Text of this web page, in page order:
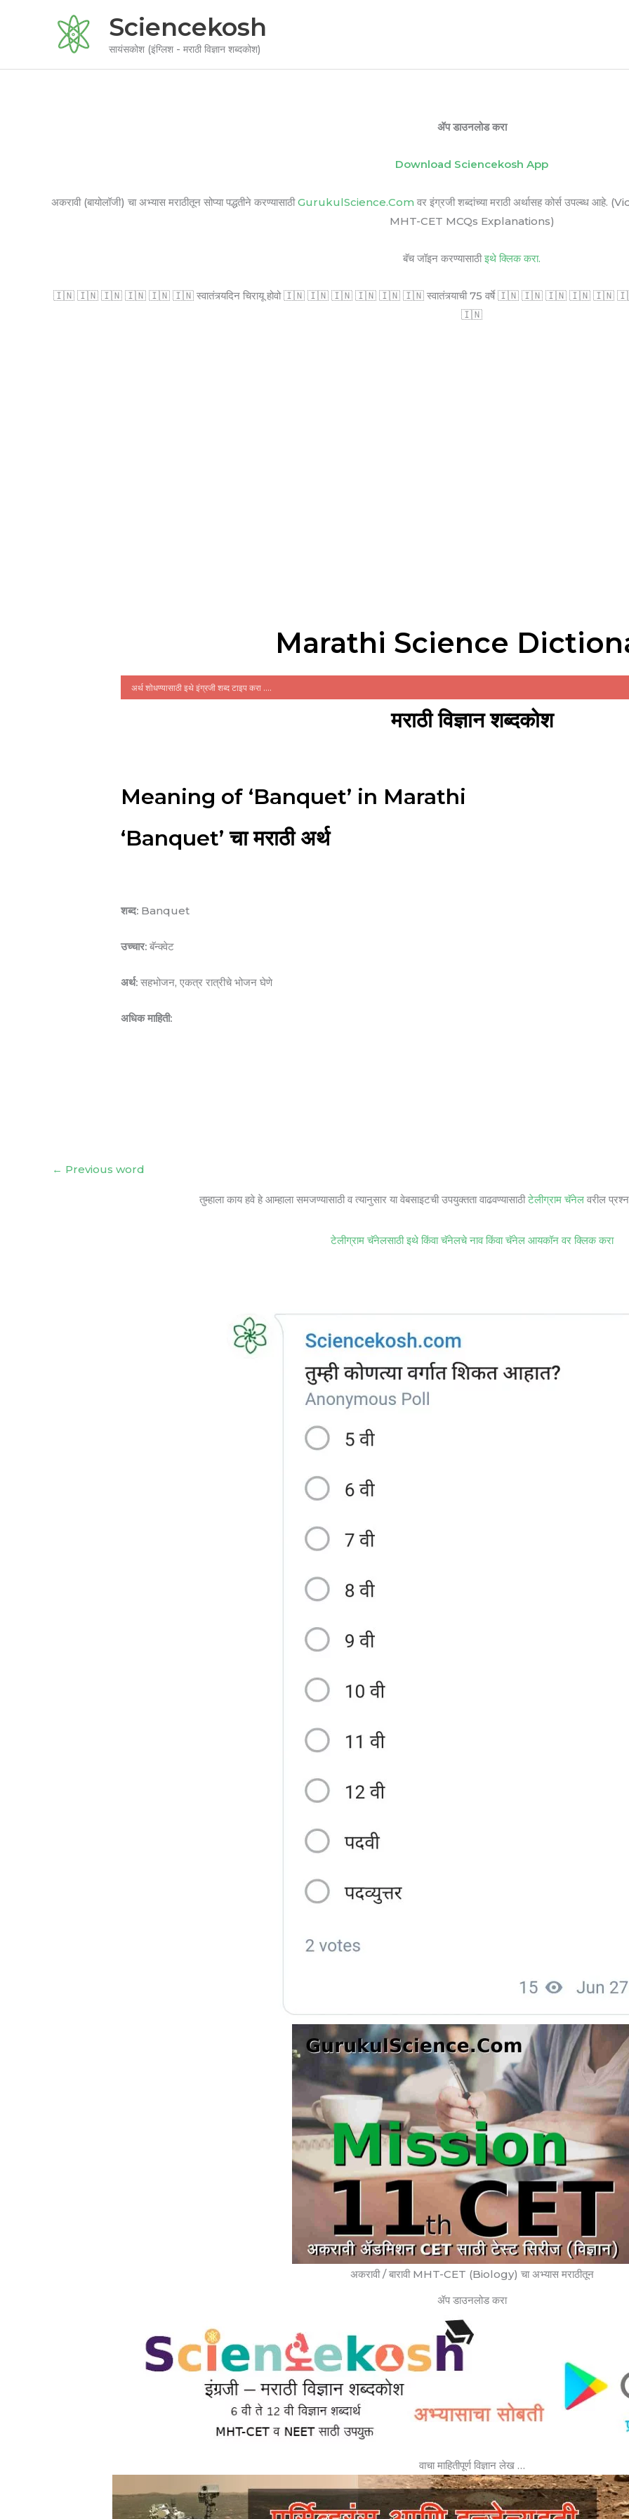
Sciencekosh
सायंसकोश (इंग्लिश - मराठी विज्ञान शब्दकोश)
ॲप डाउनलोड करा
Download Sciencekosh App
अकरावी (बायोलॉजी) चा अभ्यास मराठीतून सोप्या पद्धतीने करण्यासाठीGurukulScience.Com वर इंग्रजी शब्दांच्या मराठी अर्थासह कोर्स
MHT-CET MCQs Explanations)
बॅच जॉइन करण्यासाठीइथे क्लिक करा.
🇮🇳 🇮🇳 🇮🇳 🇮🇳 🇮🇳 🇮🇳 स्वातंत्र्यदिन चिरायू होवो 🇮🇳 🇮🇳 🇮🇳 🇮🇳 🇮🇳 🇮🇳 स्वातंत्र्याची 75 वर्षे 🇮🇳 🇮🇳 🇮🇳 🇮🇳 🇮🇳 🇮🇳
🇮🇳
Marathi Science
मराठी विज्ञान शब्दकोश
Meaning of ‘Banquet’ in Marathi
‘Banquet’ चा मराठी अर्थ
शब्द: Banquet
उच्चार: बॅन्क्वेट
अर्थ: सहभोजन, एकत्र रात्रीचे भोजन घेणे
अधिक माहिती:
← Previous word
तुम्हाला काय हवे हे आम्हाला समजण्यासाठी व त्यानुसार या वेबसाइटची उपयुक्तता वाढवण्यासाठीटेलीग्राम चॅनेल वरील
टेलीग्राम चॅनेलसाठी इथे किंवा चॅनेलचे नाव किंवा चॅनेल आयकॉन वर क्लिक करा
अकरावी / बारावी MHT-CET (Biology) चा अभ्यास मराठीतून
ॲप डाउनलोड करा
वाचा माहितीपूर्ण विज्ञान लेख …